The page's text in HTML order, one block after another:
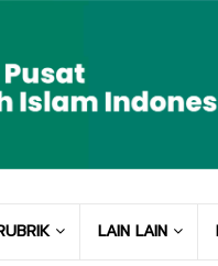
LAIN LAIN